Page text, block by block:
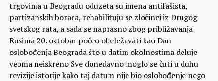
trgovima u Beogradu oduzeta su imena antifašista,
partizanskih boraca, rehabilituju se zločinci iz Drugog
svetskog rata, a sada se naprasno zbog približavanja
Rusima 20. oktobar počeo obeležavati kao Dan
oslobođenja Beograda što u datim okolnostima deluje
veoma neiskreno Sve donedavno moglo se čuti u duhu
revizije istorije kako taj datum nije bio oslobođenje nego